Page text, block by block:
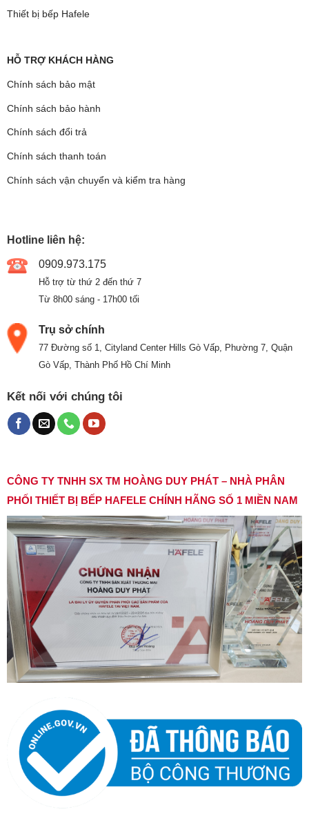
Thiết bị bếp Hafele
HỖ TRỢ KHÁCH HÀNG
Chính sách bảo mật
Chính sách bảo hành
Chính sách đổi trả
Chính sách thanh toán
Chính sách vận chuyển và kiểm tra hàng
Hotline liên hệ:
0909.973.175
Hỗ trợ từ thứ 2 đến thứ 7
Từ 8h00 sáng - 17h00 tối
Trụ sở chính
77 Đường số 1, Cityland Center Hills Gò Vấp, Phường 7, Quận
Gò Vấp, Thành Phố Hồ Chí Minh
Kết nối với chúng tôi
CÔNG TY TNHH SX TM HOÀNG DUY PHÁT – NHÀ PHÂN
PHỐI THIẾT BỊ BẾP HAFELE CHÍNH HÃNG SỐ 1 MIỀN NAM